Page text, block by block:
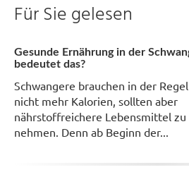
Für Sie gelesen
Gesunde Ernährung in der
bedeutet das?
Schwangere brauchen in der Regel
nicht mehr Kalorien, sollten aber
nährstoffreichere Lebensmittel zu
nehmen. Denn ab Beginn der...